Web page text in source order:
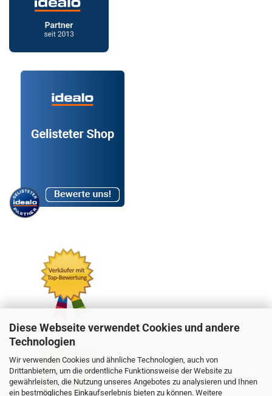
Diese Webseite verwendet Cookies und andere
Technologien
Wir verwenden Cookies und ähnliche Technologien, auch von
Drittanbietern, um die ordentliche Funktionsweise der Website zu
gewährleisten, die Nutzung unseres Angebotes zu analysieren und Ihnen
ein bestmögliches Einkaufserlebnis bieten zu können. Weitere